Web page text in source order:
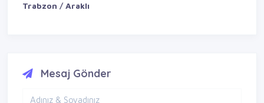
Trabzon / Araklı
Mesaj Gönder